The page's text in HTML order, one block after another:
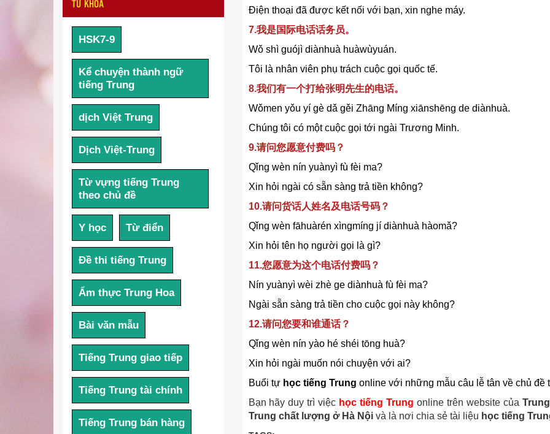
TỪ KHÓA
HSK7-9
Kể chuyện thành ngữ
tiếng Trung
dịch Việt Trung
Dịch Việt-Trung
Từ vựng tiếng Trung
theo chủ đề
Y học Từ điển
Đề thi tiếng Trung
Ẩm thực Trung Hoa
Bài văn mẫu
Tiếng Trung giao tiếp
Tiếng Trung tài chính
Tiếng Trung bán hàng
Điện thoại đã được kết nối với bạn, xin nghe máy.
7.我是国际电话话务员。
Wǒ shì guójì diànhuà huàwùyuán.
Tôi là nhân viên phụ trách cuộc gọi quốc tế.
8.我们有一个打给张明先生的电话。
Wǒmen yǒu yígè dǎ gěi Zhāng Míng xiānshēng de diànhuà.
Chúng tôi có một cuộc gọi tới ngài Trương Minh.
9.请问您愿意付费吗？
Qǐng wèn nín yuànyì fù fèi ma?
Xin hỏi ngài có sẵn sàng trả tiền không?
10.请问货话人姓名及电话号码？
Qǐng wèn fāhuàrén xìngmíng jí diànhuà hàomǎ?
Xin hỏi tên họ người gọi là gì?
11.您愿意为这个电话付费吗？
Nín yuànyì wèi zhè ge diànhuà fù fèi ma?
Ngài sẵn sàng trả tiền cho cuộc gọi này không?
12.请问您要和谁通话？
Qǐng wèn nín yào hé shéi tōng huà?
Xin hỏi ngài muốn nói chuyện với ai?
Buổi tự học tiếng Trung online với những mẫu câu lễ tân về chủ
Bạn hãy duy trì việc học tiếng Trung online trên website của
Trung chất lượng ở Hà Nộivà là nơi chia sẻ tài liệu học tiếng